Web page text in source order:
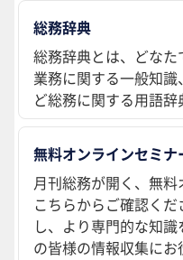
総務辞典
総務辞典とは、どな
業務に関する一般知
ど総務に関する用語辞
無料オンラインセミナ
月刊総務が開く、無
こちらからご確認く
し、より専門的な知
の皆様の情報収集にお